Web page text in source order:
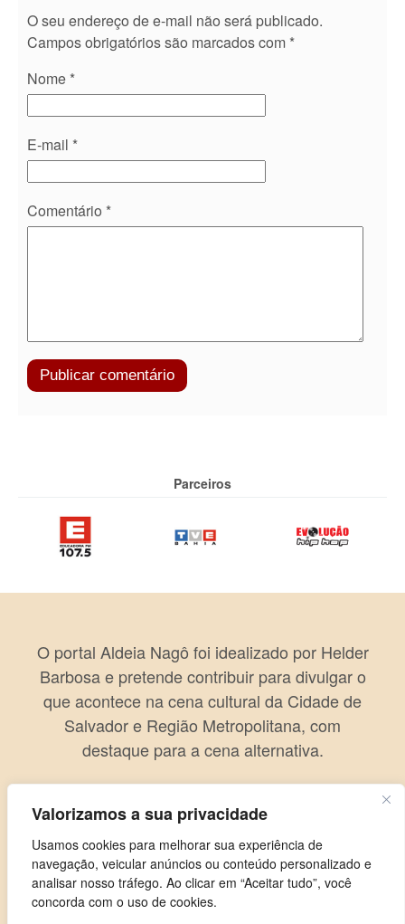
Valorizamos a sua privacidade
Usamos cookies para melhorar sua experiência de
navegação, veicular anúncios ou conteúdo personalizado e
analisar nosso tráfego. Ao clicar em “Aceitar tudo”, você
concorda com o uso de cookies.
O seu endereço de e-mail não será publicado.
Campos obrigatórios são marcados com *
Nome *
E-mail *
Comentário *
Parceiros
O portal Aldeia Nagô foi idealizado por Helder
Barbosa e pretende contribuir para divulgar o
que acontece na cena cultural da Cidade de
Salvador e Região Metropolitana, com
destaque para a cena alternativa.